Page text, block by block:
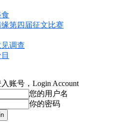
第四届征文比赛
调查
账号，Login Account
您的用户名
你的密码